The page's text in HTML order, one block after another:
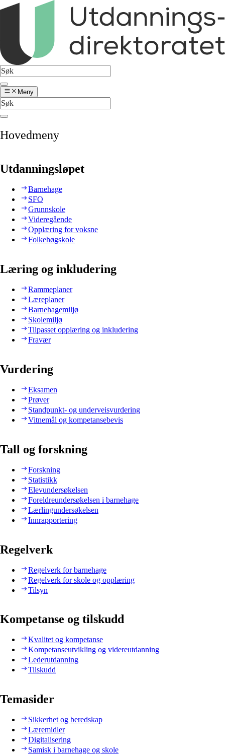
Meny
Hovedmeny
Utdanningsløpet
Barnehage
SFO
Grunnskole
Videregående
Opplæring for voksne
Folkehøgskole
Læring og inkludering
Rammeplaner
Læreplaner
Barnehagemiljø
Skolemiljø
Tilpasset opplæring og inkludering
Fravær
Vurdering
Eksamen
Prøver
Standpunkt- og underveisvurdering
Vitnemål og kompetansebevis
Tall og forskning
Forskning
Statistikk
Elevundersøkelsen
Foreldreundersøkelsen i barnehage
Lærlingundersøkelsen
Innrapportering
Regelverk
Regelverk for barnehage
Regelverk for skole og opplæring
Tilsyn
Kompetanse og tilskudd
Kvalitet og kompetanse
Kompetanseutvikling og videreutdanning
Lederutdanning
Tilskudd
Temasider
Sikkerhet og beredskap
Læremidler
Digitalisering
Samisk i barnehage og skole